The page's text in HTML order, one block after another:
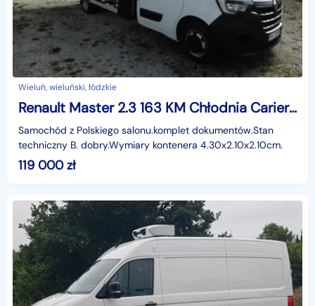
Wieluń, wieluński, łódzkie
Renault Master 2.3 163 KM Chłodnia Carier V400 Klima Tempomat
Samochód z Polskiego salonu.komplet dokumentów.Stan
techniczny B. dobry.Wymiary kontenera 4.30x2.10x2.10cm.
119 000zł